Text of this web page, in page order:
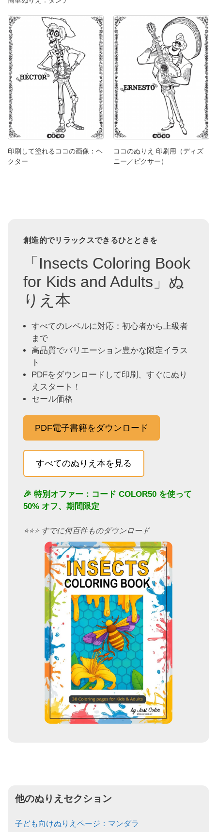
印刷して塗れるココの画像：ヘ
クター
ココのぬりえ 印刷用（ディズ
ニー／ピクサー）
創造的でリラックスできるひとときを
「Insects Coloring Book
for Kids and Adults」ぬ
りえ本
すべてのレベルに対応：初心者から上級者
まで
高品質でバリエーション豊かな限定イラス
ト
PDFをダウンロードして印刷、すぐにぬり
えスタート！
セール価格
PDF電子書籍をダウンロード
すべてのぬりえ本を見る
🎉 特別オファー：コード COLOR50 を使って
50% オフ、期間限定
⭐️⭐️⭐️ すでに何百件ものダウンロード
他のぬりえセクション
子ども向けぬりえページ：マンダラ